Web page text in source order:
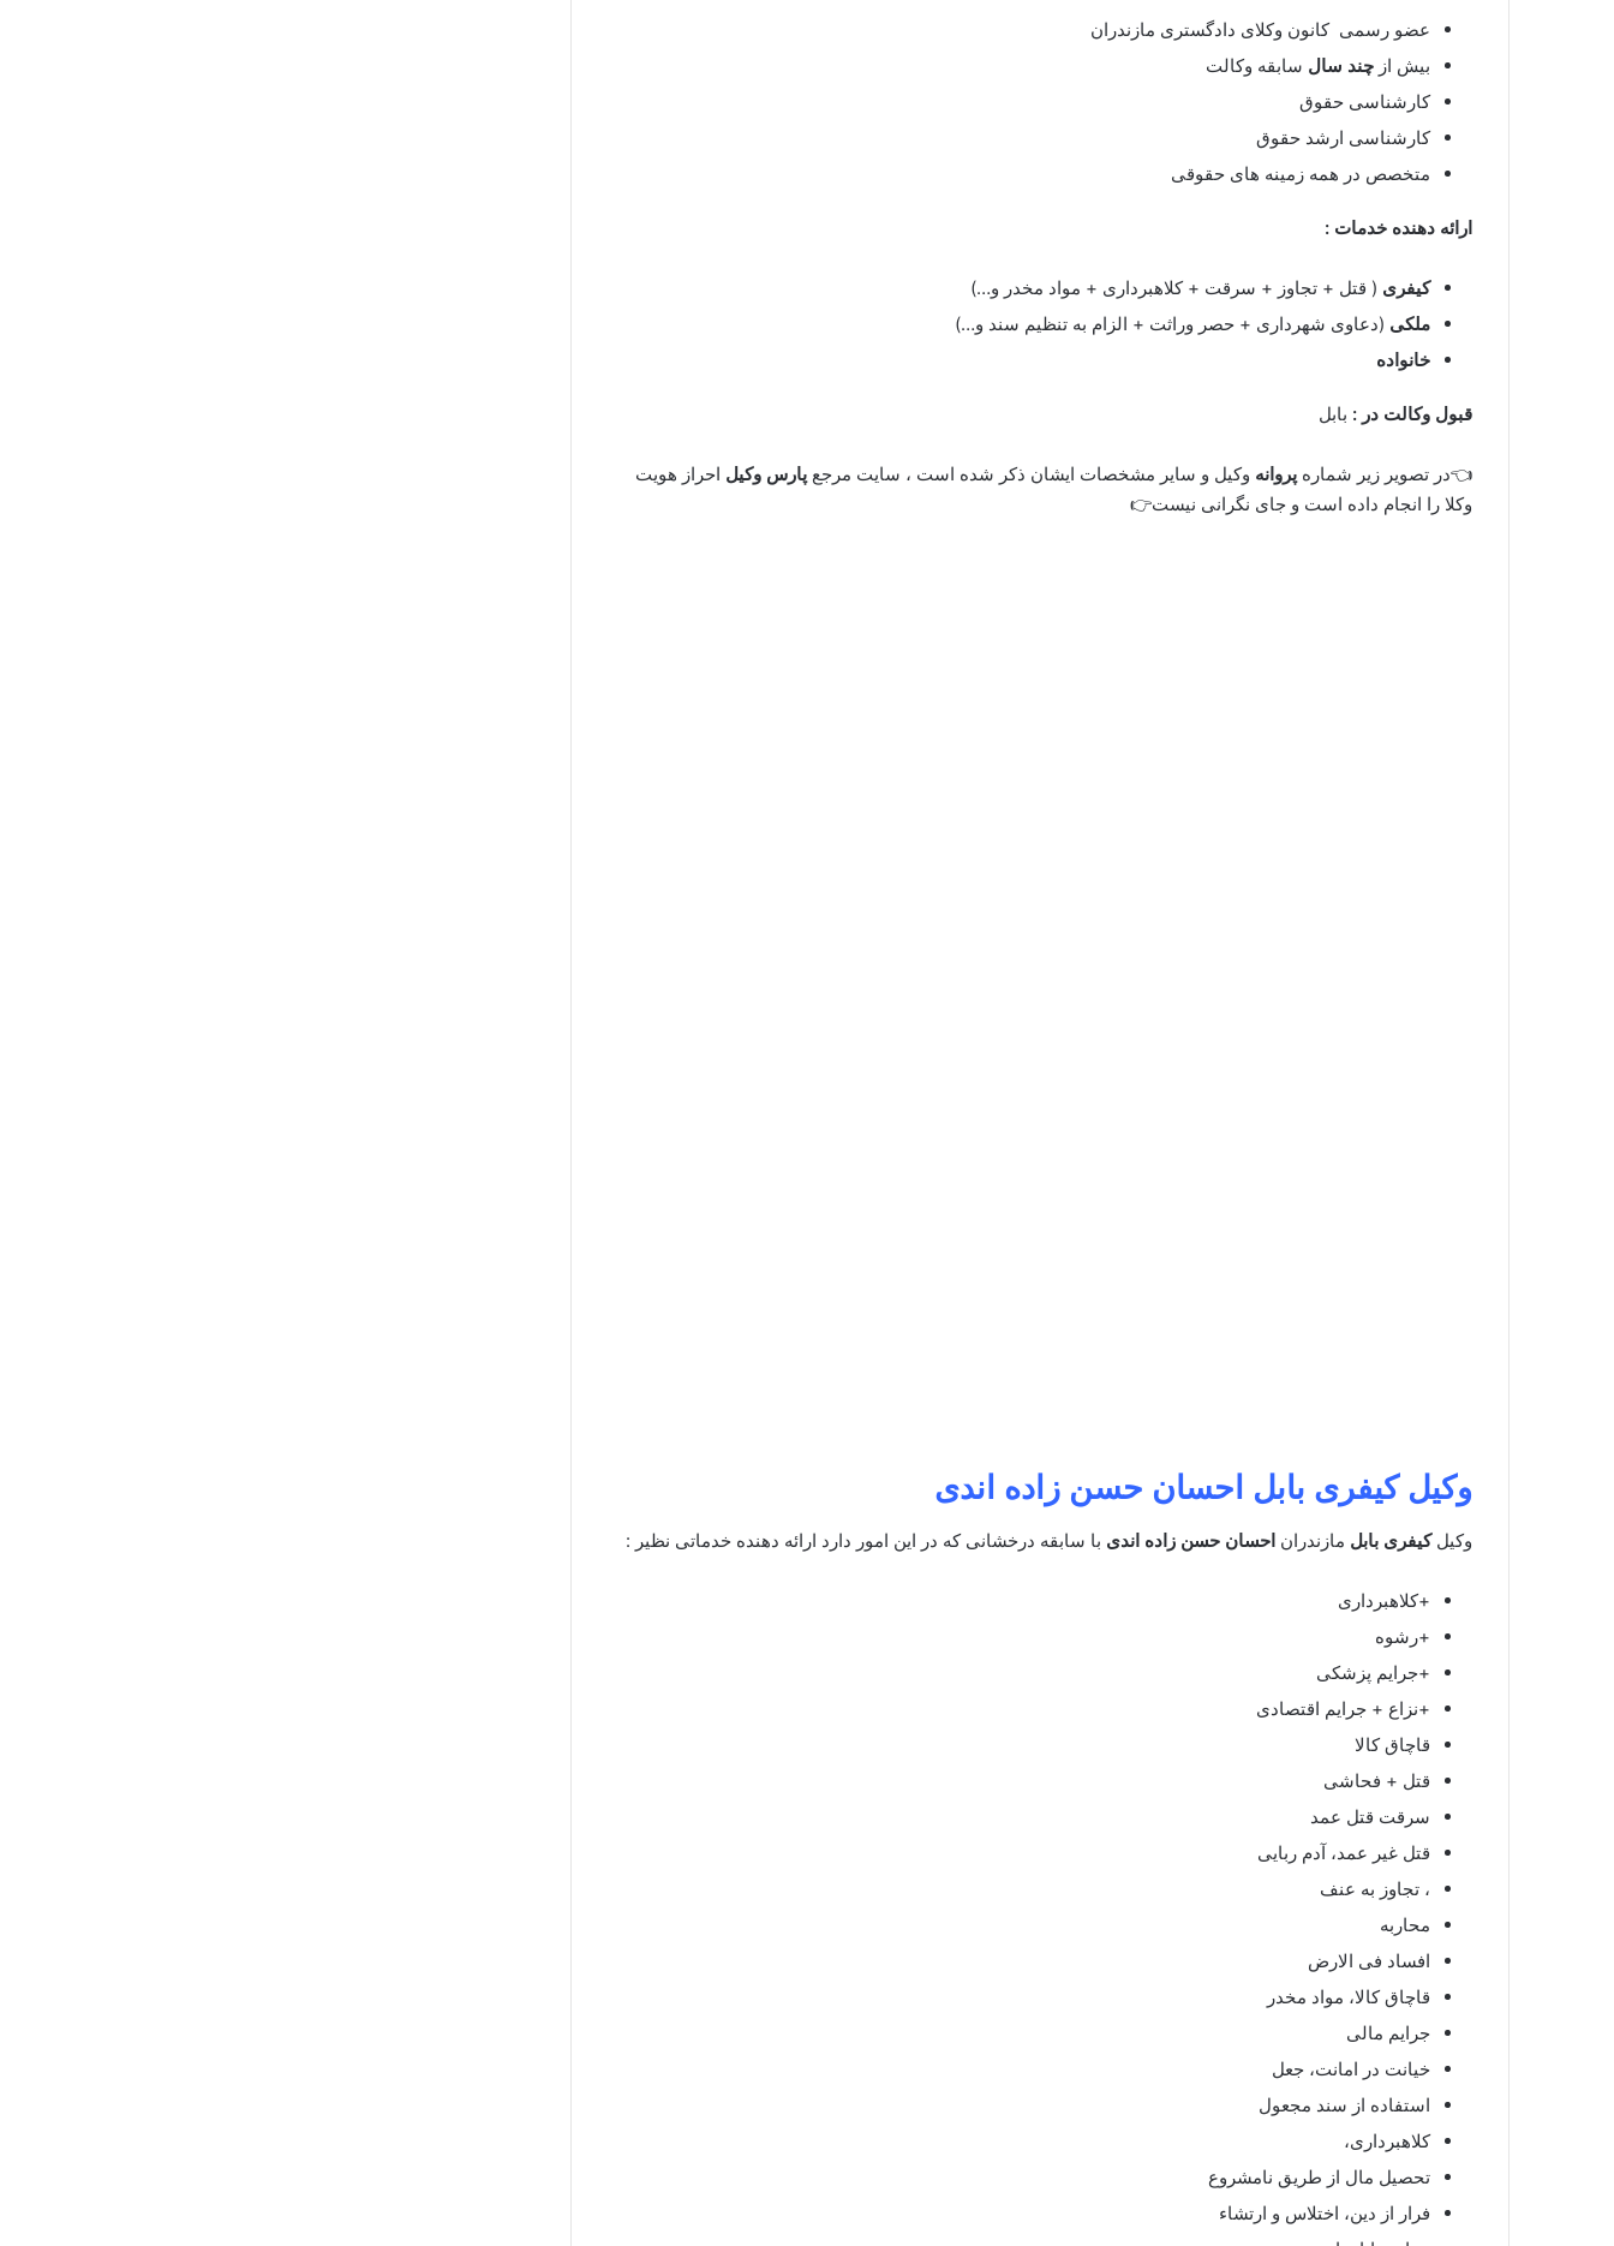
عضو رسمی کانون وکلای دادگستری مازندران
بیش از چند سال سابقه وکالت
کارشناسی حقوق
کارشناسی ارشد حقوق
متخصص در همه زمینه های حقوقی
ارائه دهنده خدمات :
کیفری ( قتل + تجاوز + سرقت + کلاهبرداری + مواد مخدر و…)
ملکی (دعاوی شهرداری + حصر وراثت + الزام به تنظیم سند و…)
خانواده
قبول وکالت در : بابل
👈در تصویر زیر شماره پروانه وکیل و سایر مشخصات ایشان ذکر شده است ، سایت مرجع پارس وکیل احراز هویت
وکلا را انجام داده است و جای نگرانی نیست👉
وکیل کیفری بابل احسان حسن زاده اندی
وکیلکیفری بابل مازندران احسان حسن زاده اندی با سابقه درخشانی که در این امور دارد ارائه دهنده خدماتی نظیر :
+کلاهبرداری
+رشوه
+جرایم پزشکی
+نزاع + جرایم اقتصادی
قاچاق کالا
قتل + فحاشی
سرقت قتل عمد
قتل غیر عمد، آدم ربایی
، تجاوز به عنف
محاربه
افساد فی الارض
قاچاق کالا، مواد مخدر
جرایم مالی
خیانت در امانت، جعل
استفاده از سند مجعول
کلاهبرداری،
تحصیل مال از طریق نامشروع
فرار از دین، اختلاس و ارتشاء